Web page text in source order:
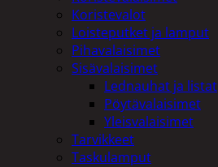
Koristevalot
Loisteputket ja lamput
Pihavalaisimet
Sisävalaisimet
Lednauhat ja listat
Pöytävalaisimet
Yleisvalaisimet
Tarvikkeet
Taskulamput